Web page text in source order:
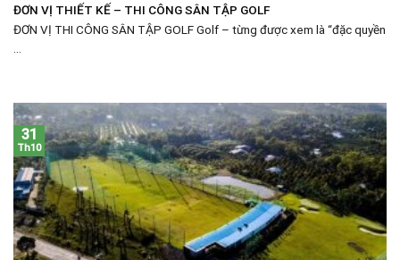
ĐƠN VỊ THIẾT KẾ – THI CÔNG SÂN TẬP GOLF
ĐƠN VỊ THI CÔNG SÂN TẬP GOLF Golf – từng được xem là “đặc quyền
31
Th10